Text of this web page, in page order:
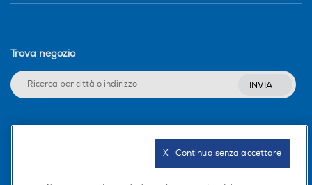
Trova negozio
INVIA
X   Continua senza accettare